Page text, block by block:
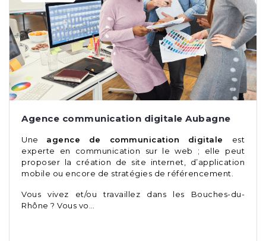
Agence communication digitale Aubagne
Une agence de communication digitale est
experte en communication sur le web ; elle peut
proposer la création de site internet, d’application
mobile ou encore de stratégies de référencement.
Vous vivez et/ou travaillez dans les Bouches-du-
Rhône ? Vous vo…